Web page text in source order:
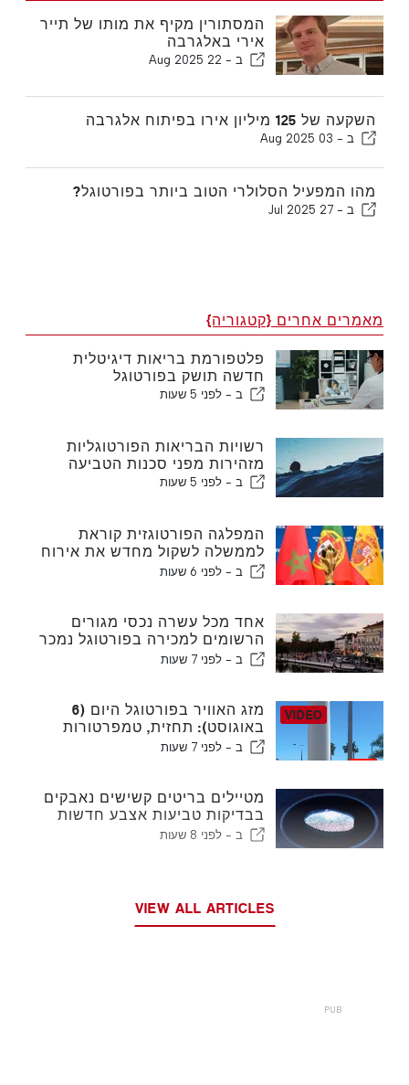
המסתורין מקיף את מותו של תייר
אירי באלגרבה
ב - 22 Aug 2025
השקעה של 125 מיליון אירו בפיתוח אלגרבה
ב - 03 Aug 2025
מהו המפעיל הסלולרי הטוב ביותר בפורטוגל?
ב - 27 Jul 2025
מאמרים אחרים {קטגוריה}
פלטפורמת בריאות דיגיטלית
חדשה תושק בפורטוגל
ב - לפני 5 שעות
רשויות הבריאות הפורטוגליות
מזהירות מפני סכנות הטביעה
ב - לפני 5 שעות
המפלגה הפורטוגזית קוראת
לממשלה לשקול מחדש את אירוח
ב - לפני 6 שעות
אחד מכל עשרה נכסי מגורים
הרשומים למכירה בפורטוגל נמכר
תוך פחות משבוע
ב - לפני 7 שעות
מזג האוויר בפורטוגל היום (6
באוגוסט): תחזית, טמפרטורות
ולמה לצפות
ב - לפני 7 שעות
מטיילים בריטים קשישים נאבקים
בבדיקות טביעות אצבע חדשות
של האיחוד האירופי
ב - לפני 8 שעות
VIEW ALL ARTICLES